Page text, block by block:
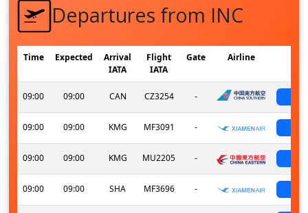
Departures from INC
Time Expected
Arrival
IATA
Flight
IATA
Gate Airline
09:00 09:00 CAN CZ3254 -
09:00 09:00 KMG MF3091 -
09:00 09:00 KMG MU2205 -
09:00 09:00 SHA MF3696 -